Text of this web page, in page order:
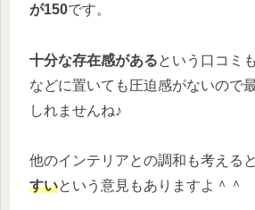
が150です。
十分な存在感があるという口コミ
などに置いても圧迫感がないので
しれませんね♪
他のインテリアとの調和も考えると
すいという意見もありますよ＾＾